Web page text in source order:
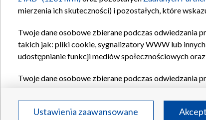
mierzenia ich skuteczności) i pozostałych, które
Twoje dane osobowe zbierane podczas odwiedzania
takich jak: pliki cookie, sygnalizatory WWW lub
udostępnianie funkcji mediów społecznościowych
Twoje dane osobowe zbierane podczas odwiedzania
Partnerów TVPdla realizacji następujących celów i
reklam, tworzenia profilu spersonalizowanych
Ustawienia zaawansowane